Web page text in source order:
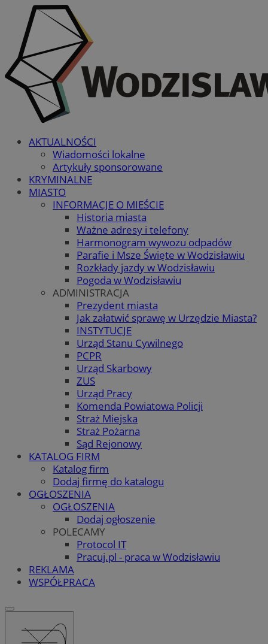
AKTUALNOŚCI
Wiadomości lokalne
Artykuły sponsorowane
KRYMINALNE
MIASTO
INFORMACJE O MIEŚCIE
Historia miasta
Ważne adresy i telefony
Harmonogram wywozu odpadów
Parafie i Msze Święte w Wodzisławiu
Rozkłady jazdy w Wodzisławiu
Pogoda w Wodzisławiu
ADMINISTRACJA
Prezydent miasta
Jak załatwić sprawę w Urzędzie Miasta?
INSTYTUCJE
Urząd Stanu Cywilnego
PCPR
Urząd Skarbowy
ZUS
Urząd Pracy
Komenda Powiatowa Policji
Straż Miejska
Straż Pożarna
Sąd Rejonowy
KATALOG FIRM
Katalog firm
Dodaj firmę do katalogu
OGŁOSZENIA
OGŁOSZENIA
Dodaj ogłoszenie
POLECAMY
Protocol IT
Pracuj.pl - praca w Wodzisławiu
REKLAMA
WSPÓŁPRACA